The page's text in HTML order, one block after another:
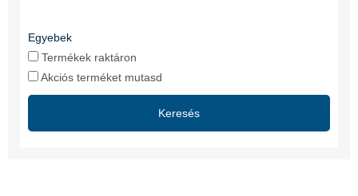
Egyebek
Termékek raktáron
Akciós terméket mutasd
Keresés